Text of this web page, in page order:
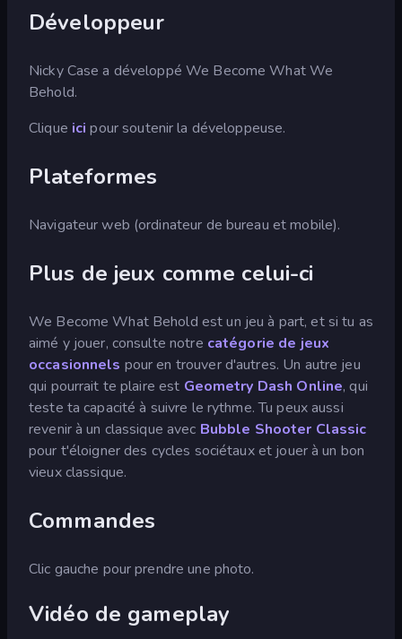
Développeur
Nicky Case a développé We Become What We
Behold.
Clique icipour soutenir la développeuse.
Plateformes
Navigateur web (ordinateur de bureau et mobile).
Plus de jeux comme celui-ci
We Become What Behold est un jeu à part, et si tu as
aimé y jouer, consulte notre catégorie de jeux
occasionnels pour en trouver d'autres. Un autre jeu
qui pourrait te plaire est Geometry Dash Online, qui
teste ta capacité à suivre le rythme. Tu peux aussi
revenir à un classique avec Bubble Shooter Classic
pour t'éloigner des cycles sociétaux et jouer à un bon
vieux classique.
Commandes
Clic gauche pour prendre une photo.
Vidéo de gameplay